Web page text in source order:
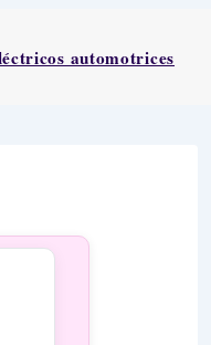
automotrices